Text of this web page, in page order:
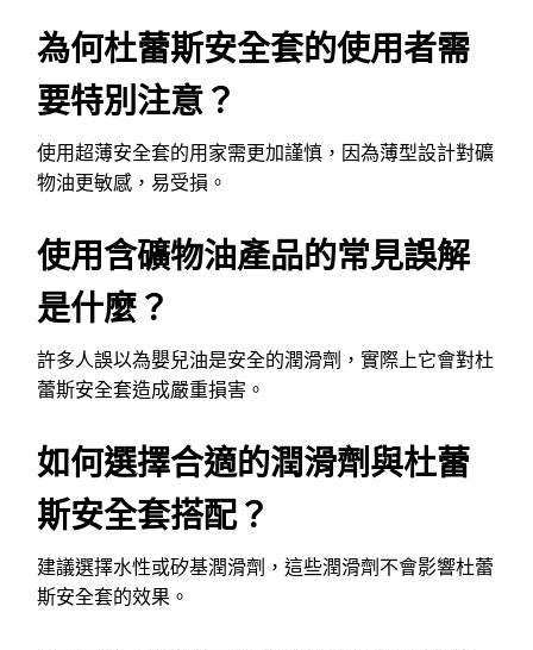
為何杜蕾斯安全套的使用者需
要特別注意？
使用超薄安全套的用家需更加謹慎，因為薄型設計對礦
物油更敏感，易受損。
使用含礦物油產品的常見誤解
是什麼？
許多人誤以為嬰兒油是安全的潤滑劑，實際上它會對杜
蕾斯安全套造成嚴重損害。
如何選擇合適的潤滑劑與杜蕾
斯安全套搭配？
建議選擇水性或矽基潤滑劑，這些潤滑劑不會影響杜蕾
斯安全套的效果。